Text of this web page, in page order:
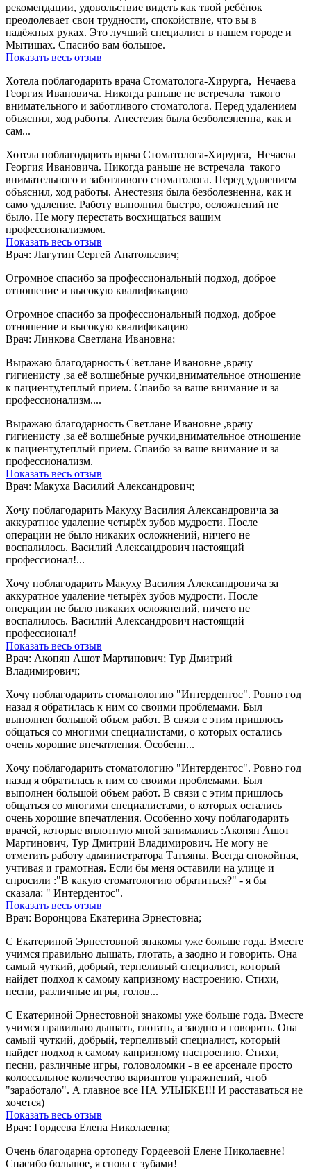
рекомендации, удовольствие видеть как твой ребёнок
преодолевает свои трудности, спокойствие, что вы в
надёжных руках. Это лучший специалист в нашем городе и
Мытищах. Спасибо вам большое.
Показать весь отзыв
Хотела поблагодарить врача Стоматолога-Хирурга, Нечаева
Георгия Ивановича. Никогда раньше не встречала такого
внимательного и заботливого стоматолога. Перед удалением
объяснил, ход работы. Анестезия была безболезненна, как и
сам...
Хотела поблагодарить врача Стоматолога-Хирурга, Нечаева
Георгия Ивановича. Никогда раньше не встречала такого
внимательного и заботливого стоматолога. Перед удалением
объяснил, ход работы. Анестезия была безболезненна, как и
само удаление. Работу выполнил быстро, осложнений не
было. Не могу перестать восхищаться вашим
профессионализмом.
Показать весь отзыв
Врач: Лагутин Сергей Анатольевич;
Огромное спасибо за профессиональный подход, доброе
отношение и высокую квалификацию
Огромное спасибо за профессиональный подход, доброе
отношение и высокую квалификацию
Врач: Линкова Светлана Ивановна;
Выражаю благодарность Светлане Ивановне ,врачу
гигиенисту ,за её волшебные ручки,внимательное отношение
к пациенту,теплый прием. Спаибо за ваше внимание и за
профессионализм....
Выражаю благодарность Светлане Ивановне ,врачу
гигиенисту ,за её волшебные ручки,внимательное отношение
к пациенту,теплый прием. Спаибо за ваше внимание и за
профессионализм.
Показать весь отзыв
Врач: Макуха Василий Александрович;
Хочу поблагодарить Макуху Василия Александровича за
аккуратное удаление четырëх зубов мудрости. После
операции не было никаких осложнений, ничего не
воспалилось. Василий Александрович настоящий
профессионал!...
Хочу поблагодарить Макуху Василия Александровича за
аккуратное удаление четырëх зубов мудрости. После
операции не было никаких осложнений, ничего не
воспалилось. Василий Александрович настоящий
профессионал!
Показать весь отзыв
Врач: Акопян Ашот Мартинович; Тур Дмитрий
Владимирович;
Хочу поблагодарить стоматологию "Интердентос". Ровно год
назад я обратилась к ним со своими проблемами. Был
выполнен большой объем работ. В связи с этим пришлось
общаться со многими специалистами, о которых остались
очень хорошие впечатления. Особенн...
Хочу поблагодарить стоматологию "Интердентос". Ровно год
назад я обратилась к ним со своими проблемами. Был
выполнен большой объем работ. В связи с этим пришлось
общаться со многими специалистами, о которых остались
очень хорошие впечатления. Особенно хочу поблагодарить
врачей, которые вплотную мной занимались :Акопян Ашот
Мартинович, Тур Дмитрий Владимирович. Не могу не
отметить работу администратора Татьяны. Всегда спокойная,
учтивая и грамотная. Если бы меня оставили на улице и
спросили :"В какую стоматологию обратиться?" - я бы
сказала: " Интердентос".
Показать весь отзыв
Врач: Воронцова Екатерина Эрнестовна;
С Екатериной Эрнестовной знакомы уже больше года. Вместе
учимся правильно дышать, глотать, а заодно и говорить. Она
самый чуткий, добрый, терпеливый специалист, который
найдет подход к самому капризному настроению. Стихи,
песни, различные игры, голов...
С Екатериной Эрнестовной знакомы уже больше года. Вместе
учимся правильно дышать, глотать, а заодно и говорить. Она
самый чуткий, добрый, терпеливый специалист, который
найдет подход к самому капризному настроению. Стихи,
песни, различные игры, головоломки - в ее арсенале просто
колоссальное количество вариантов упражнений, чтоб
"заработало". А главное все НА УЛЫБКЕ!!! И расставаться не
хочется)
Показать весь отзыв
Врач: Гордеева Елена Николаевна;
Очень благодарна ортопеду Гордеевой Елене Николаевне!
Спасибо большое, я снова с зубами!